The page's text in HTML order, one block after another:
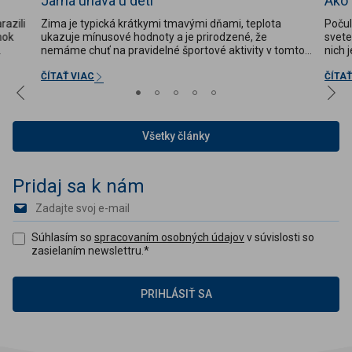
Zima je typická krátkymi tmavými dňami, teplota
ukazuje mínusové hodnoty a je prirodzené, že
nemáme chuť na pravidelné športové aktivity v tomto
tanieri, menej ovocia a zeleniny, jedlá chudobné na
vitamíny, minerály...
ČÍTAŤ VIAC
nich
ešte
keď
Všetky články
Pridaj sa k nám
Súhlasím so spracovaním osobných údajovv súvislosti so
zasielaním newslettru. *
PRIHLÁSIŤ SA